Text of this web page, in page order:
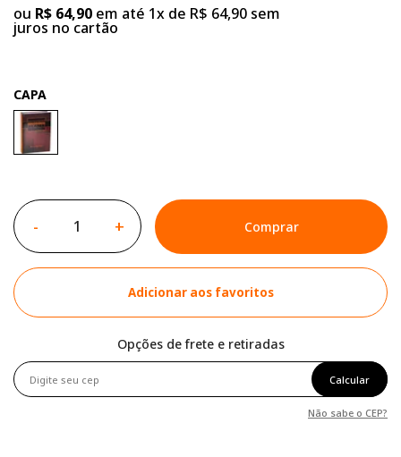
ou R$ 64,90 em até 1x de R$ 64,90 sem
juros no cartão
CAPA
- + Comprar
Adicionar aos favoritos
Opções de frete e retiradas
Calcular
Não sabe o CEP?